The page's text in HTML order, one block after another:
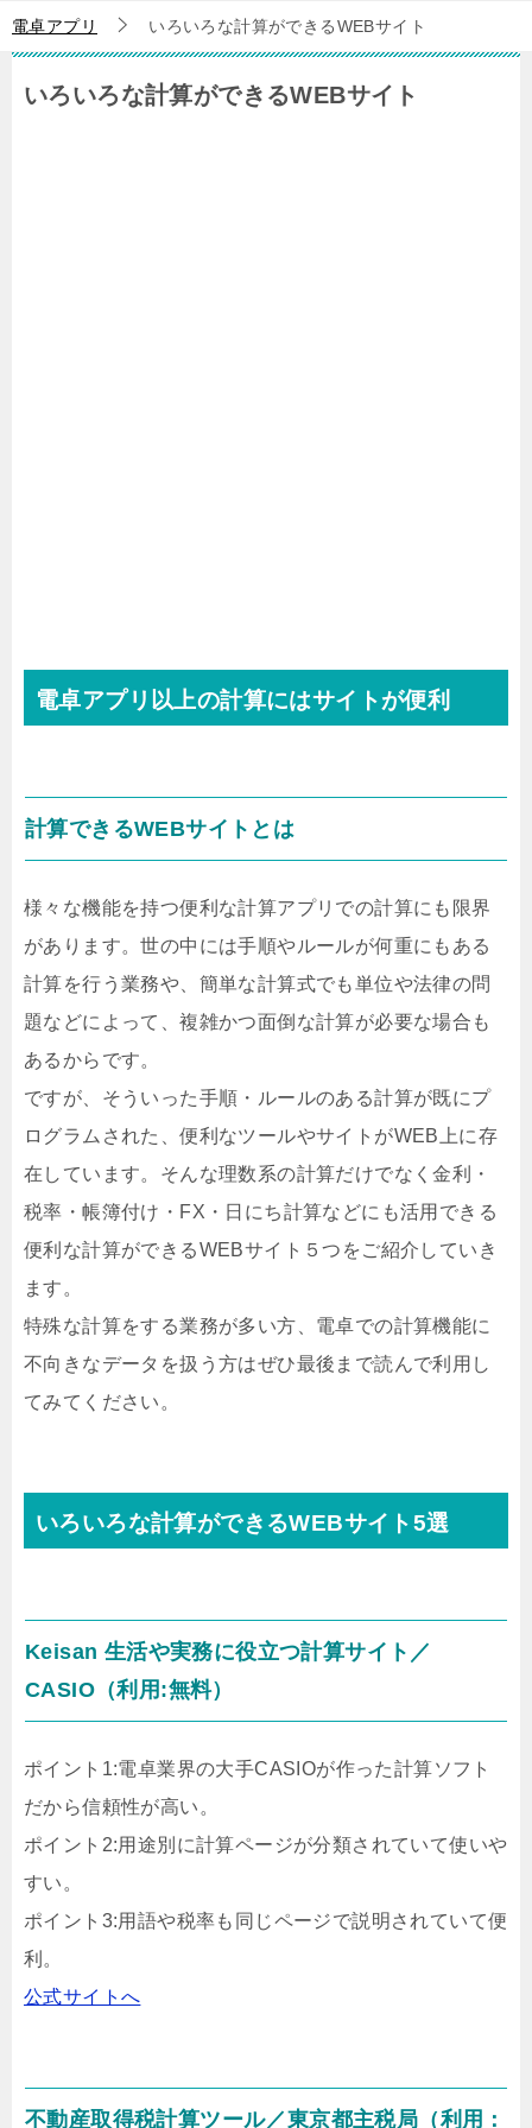
電卓アプリ いろいろな計算ができるWEBサイト
いろいろな計算ができるWEBサイト
電卓アプリ以上の計算にはサイトが便利
計算できるWEBサイトとは
様々な機能を持つ便利な計算アプリでの計算にも限界
があります。世の中には手順やルールが何重にもある
計算を行う業務や、簡単な計算式でも単位や法律の問
題などによって、複雑かつ面倒な計算が必要な場合も
あるからです。
ですが、そういった手順・ルールのある計算が既にプ
ログラムされた、便利なツールやサイトがWEB上に存
在しています。そんな理数系の計算だけでなく金利・
税率・帳簿付け・FX・日にち計算などにも活用できる
便利な計算ができるWEBサイト５つをご紹介していき
ます。
特殊な計算をする業務が多い方、電卓での計算機能に
不向きなデータを扱う方はぜひ最後まで読んで利用し
てみてください。
いろいろな計算ができるWEBサイト5選
Keisan 生活や実務に役立つ計算サイト／
CASIO（利用:無料）
ポイント1:電卓業界の大手CASIOが作った計算ソフト
だから信頼性が高い。
ポイント2:用途別に計算ページが分類されていて使いや
すい。
ポイント3:用語や税率も同じページで説明されていて便
利。
公式サイトへ
不動産取得税計算ツール／東京都主税局（利用：